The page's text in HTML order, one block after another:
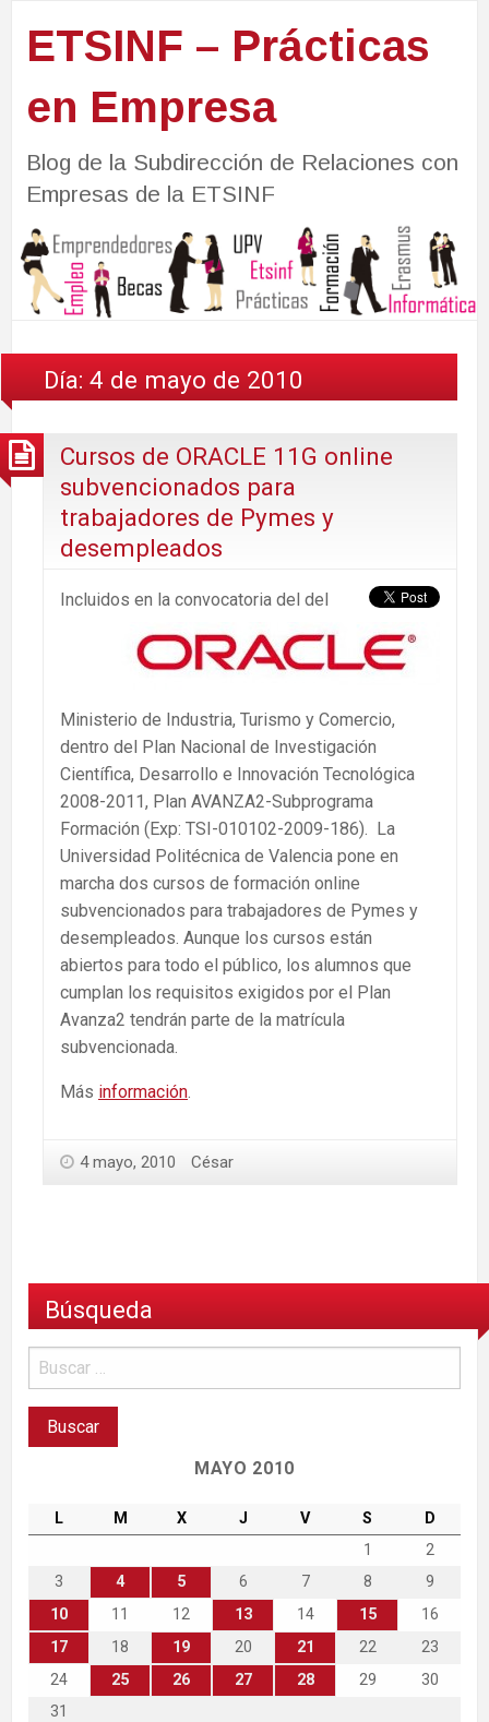
ETSINF – Prácticas
en Empresa
Blog de la Subdirección de Relaciones con
Empresas de la ETSINF
Día:4 de mayo de 2010
Cursos de ORACLE 11G online
subvencionados para
trabajadores de Pymes y
desempleados
Incluidos en la convocatoria del del
Ministerio de Industria, Turismo y Comercio,
dentro del Plan Nacional de Investigación
Científica, Desarrollo e Innovación Tecnológica
2008-2011, Plan AVANZA2-Subprograma
Formación (Exp: TSI-010102-2009-186). La
Universidad Politécnica de Valencia pone en
marcha dos cursos de formación online
subvencionados para trabajadores de Pymes y
desempleados. Aunque los cursos están
abiertos para todo el público, los alumnos que
cumplan los requisitos exigidos por el Plan
Avanza2 tendrán parte de la matrícula
subvencionada.
Más información.
4 mayo, 2010 César
Búsqueda
MAYO 2010
L M X J V S
D
1
2
3
4 5 6 7 8
9
10
11 12 13 14 15
16
17
18 19 20 21 22
23
24
25 26 27 28 29
30
31